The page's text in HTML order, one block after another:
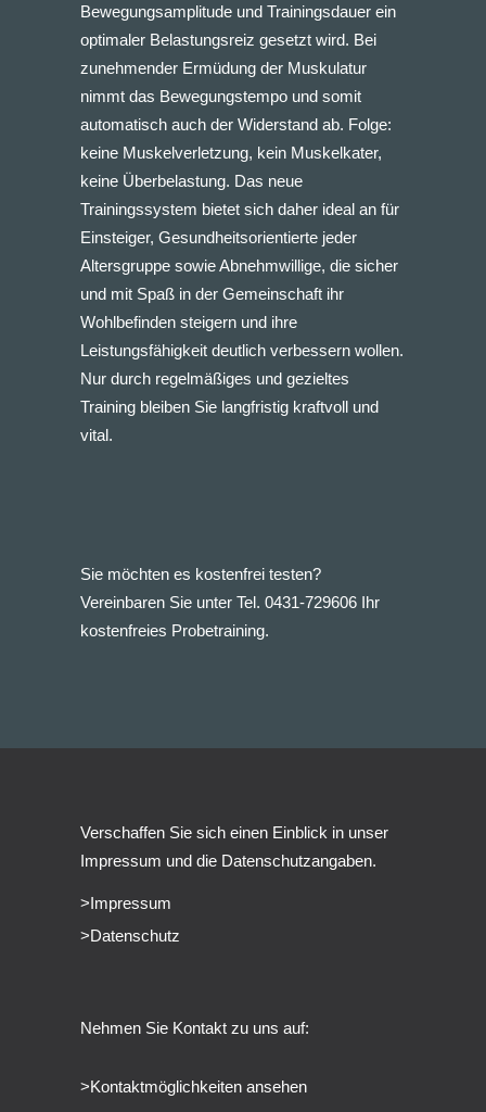
Bewegungsamplitude und Trainingsdauer ein
optimaler Belastungsreiz gesetzt wird. Bei
zunehmender Ermüdung der Muskulatur
nimmt das Bewegungstempo und somit
automatisch auch der Widerstand ab. Folge:
keine Muskelverletzung, kein Muskelkater,
keine Überbelastung. Das neue
Trainingssystem bietet sich daher ideal an für
Einsteiger, Gesundheitsorientierte jeder
Altersgruppe sowie Abnehmwillige, die sicher
und mit Spaß in der Gemeinschaft ihr
Wohlbefinden steigern und ihre
Leistungsfähigkeit deutlich verbessern wollen.
Nur durch regelmäßiges und gezieltes
Training bleiben Sie langfristig kraftvoll und
vital.
Sie möchten es kostenfrei testen?
Vereinbaren Sie unter Tel. 0431-729606 Ihr
kostenfreies Probetraining.
Verschaffen Sie sich einen Einblick in unser
Impressum und die Datenschutzangaben.
>Impressum
>Datenschutz
Nehmen Sie Kontakt zu uns auf:
>Kontaktmöglichkeiten ansehen